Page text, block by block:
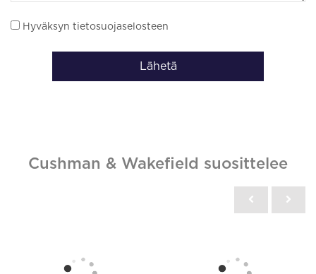
Hyväksyn tietosuojaselosteen
Lähetä
Cushman & Wakefield suosittelee